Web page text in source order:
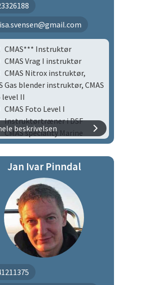
CMAS* Snorkel Diver
Scuba Diver
CMAS*** Snorkel Diver
CMAS** Snorkel Diver
CMAS* Snorkel Diver
CMAS*** Instruktør
CMAS Vrag I instruktør
CMAS Nitrox instruktør,
Gas blender instruktør, CMAS
II
CMAS Foto Level I
Instruktørtræner i DSF
CMAS speciality Marine
CMAS Gas blender & Tec.
CMAS** Instruktør
CMAS * Instruktør, CMAS
Nitrox
CMAS*** Sportsdykker
CMAS** Sportsdykker
SSI Open Water
beskrivelsen
Jan Ivar Pinndal